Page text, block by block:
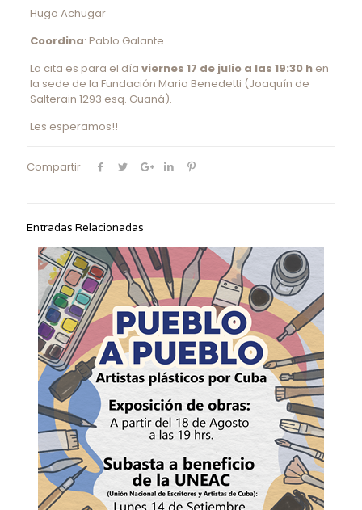
Hugo Achugar
Coordina: Pablo Galante
La cita es para el día viernes 17 de julio a las 19:30 hen
la sede de la Fundación Mario Benedetti (Joaquín de
Salterain 1293 esq. Guaná).
Les esperamos!!
Compartir
Entradas Relacionadas